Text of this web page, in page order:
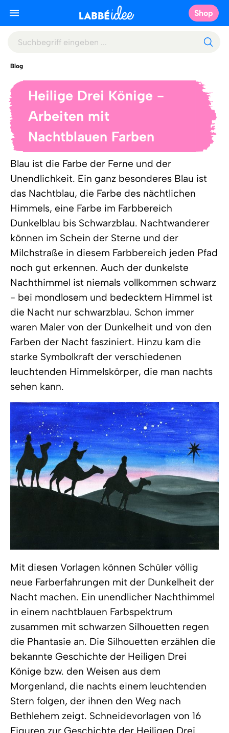
Shop
Blog
Heilige Drei Könige -
Arbeiten mit
Nachtblauen Farben
Blau ist die Farbe der Ferne und der
Unendlichkeit. Ein ganz besonderes Blau ist
das Nachtblau, die Farbe des nächtlichen
Himmels, eine Farbe im Farbbereich
Dunkelblau bis Schwarzblau. Nachtwanderer
können im Schein der Sterne und der
Milchstraße in diesem Farbbereich jeden Pfad
noch gut erkennen. Auch der dunkelste
Nachthimmel ist niemals vollkommen schwarz
- bei mondlosem und bedecktem Himmel ist
die Nacht nur schwarzblau. Schon immer
waren Maler von der Dunkelheit und von den
Farben der Nacht fasziniert. Hinzu kam die
starke Symbolkraft der verschiedenen
leuchtenden Himmelskörper, die man nachts
sehen kann.
Mit diesen Vorlagen können Schüler völlig
neue Farberfahrungen mit der Dunkelheit der
Nacht machen. Ein unendlicher Nachthimmel
in einem nachtblauen Farbspektrum
zusammen mit schwarzen Silhouetten regen
die Phantasie an. Die Silhouetten erzählen die
bekannte Geschichte der Heiligen Drei
Könige bzw. den Weisen aus dem
Morgenland, die nachts einem leuchtenden
Stern folgen, der ihnen den Weg nach
Bethlehem zeigt. Schneidevorlagen von 16
Figuren zur Geschichte der Heiligen Drei